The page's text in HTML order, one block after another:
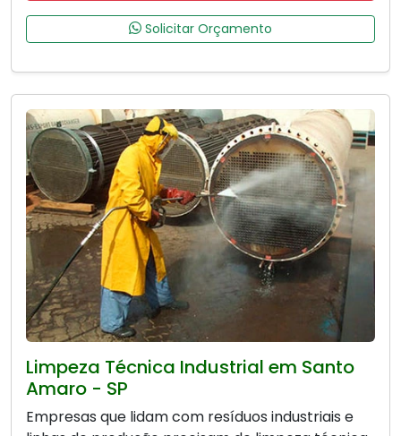
Solicitar Orçamento
Limpeza Técnica Industrial em Santo
Amaro - SP
Empresas que lidam com resíduos industriais e